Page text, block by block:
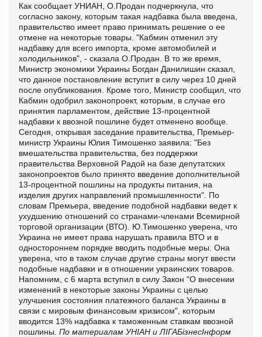
Как сообщает УНИАН, О.Продан подчеркнула, что
согласно закону, которым такая надбавка была введена,
правительство имеет право принимать решение о ее
отмене на некоторые товары. "Кабмин отменил эту
надбавку для всего импорта, кроме автомобилей и
холодильников", - сказала О.Продан. В то же время,
Министр экономики Украины Богдан Данилишин сказал,
что данное постановление вступит в силу через 10 дней
после опубликования. Кроме того, Министр сообщил, что
Кабмин одобрил законопроект, которым, в случае его
принятия парламентом, действие 13-процентной
надбавки к ввозной пошлине будет отменено вообще.
Сегодня, открывая заседание правительства, Премьер-
министр Украины Юлия Тимошенко заявила: "Без
вмешательства правительства, без поддержки
правительства Верховной Радой на базе депутатских
законопроектов было принято введение дополнительной
13-процентной пошлины на продукты питания, на
изделия других направлений промышленности". По
словам Премьера, введение подобной надбавки ведет к
ухудшению отношений со странами-членами Всемирной
торговой организации (ВТО). Ю.Тимошенко уверена, что
Украина не имеет права нарушать правила ВТО и в
одностороннем порядке вводить подобные меры. Она
уверена, что в таком случае другие страны могут ввести
подобные надбавки и в отношении украинских товаров.
Напомним, с 6 марта вступил в силу Закон "О внесении
изменений в некоторые законы Украины с целью
улучшения состояния платежного баланса Украины в
связи с мировым финансовым кризисом", которым
вводится 13% надбавка к таможенным ставкам ввозной
пошлины. По материалам УНІАН и ЛIГАБiзнесIнформ